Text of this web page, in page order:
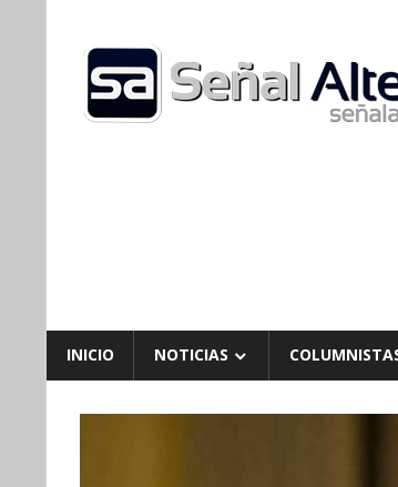
content
INICIO NOTICIAS